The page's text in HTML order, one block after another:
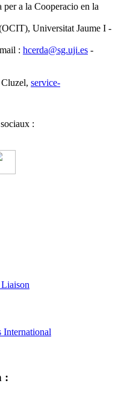
a la Cooperacio en la
Universitat Jaume I -
: hcerda@sg.uji.es -
service-
:
International
: